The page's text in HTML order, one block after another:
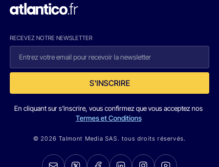
RECEVEZ NOTRE NEWSLETTER
S'INSCRIRE
En cliquant sur s'inscrire, vous confirmez que vous acceptez nos
Termes et Conditions
© 2026 Talmont Media SAS. tous droits réservés.